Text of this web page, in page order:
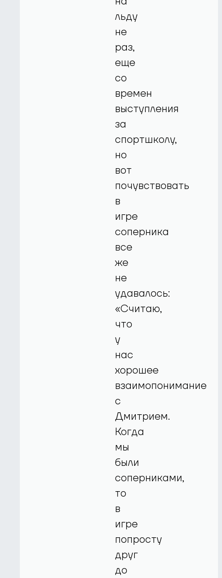
льду
не
раз,
еще
со
времен
выступления
за
спортшколу,
но
вот
почувствовать
в
игре
соперника
все
же
не
удавалось:
«Считаю,
что
у
нас
хорошее
взаимопонимание
с
Дмитрием.
Когда
мы
были
соперниками,
то
в
игре
попросту
друг
до